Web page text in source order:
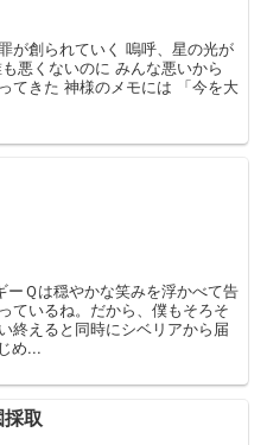
が創られていく 嗚呼、星の光が
悪くないのに みんな悪いから
てきた 神様のメモには 「今を大
Ｑは穏やかな笑みを浮かべて告
ているね。だから、僕もそろそ
終えると同時にシベリアから届
め...
取